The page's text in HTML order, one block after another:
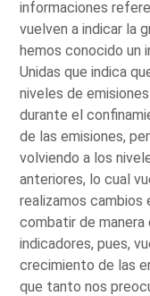
informaciones
vuelven a indicar la
hemos conocido un
Unidas que indica
niveles de
durante el
de las emisiones,
volviendo a los
anteriores, lo cual
realizamos cambios
combatir de
indicadores, pues,
crecimiento de las
que tanto nos